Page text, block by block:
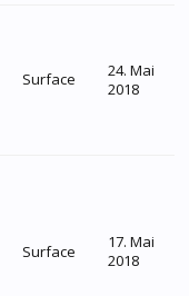
Surface
24. Mai
2018
Surface
17. Mai
2018